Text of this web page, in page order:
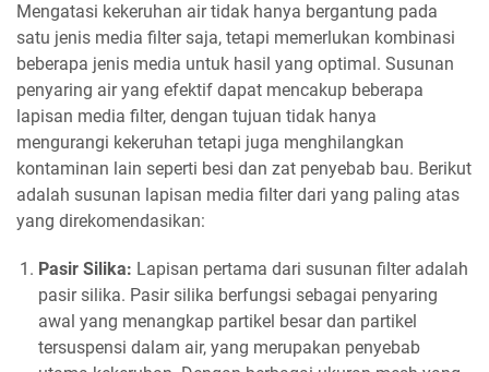
Mengatasi kekeruhan air tidak hanya bergantung pada
satu jenis media filter saja, tetapi memerlukan kombinasi
beberapa jenis media untuk hasil yang optimal. Susunan
penyaring air yang efektif dapat mencakup beberapa
lapisan media filter, dengan tujuan tidak hanya
mengurangi kekeruhan tetapi juga menghilangkan
kontaminan lain seperti besi dan zat penyebab bau. Berikut
adalah susunan lapisan media filter dari yang paling atas
yang direkomendasikan:
Pasir Silika: Lapisan pertama dari susunan filter adalah
pasir silika. Pasir silika berfungsi sebagai penyaring
awal yang menangkap partikel besar dan partikel
tersuspensi dalam air, yang merupakan penyebab